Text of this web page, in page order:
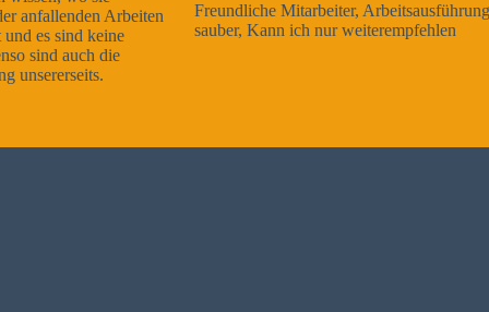
Freundliche Mitarbeiter, Arbeitsausführung sehr gut und sehr
sauber, Kann ich nur weiterempfehlen